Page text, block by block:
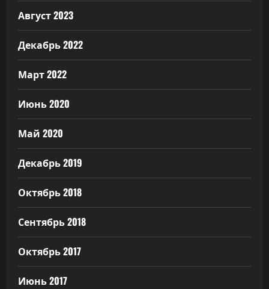
Август 2023
Декабрь 2022
Март 2022
Июнь 2020
Май 2020
Декабрь 2019
Октябрь 2018
Сентябрь 2018
Октябрь 2017
Июнь 2017